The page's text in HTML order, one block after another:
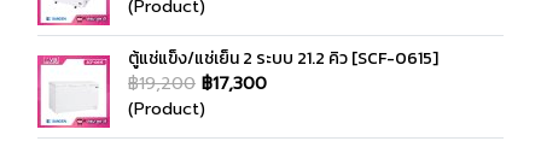
(Product)
ตู้แช่แข็ง/แช่เย็น 2 ระบบ 21.2 คิว [SCF-0615]
฿19,200 ฿17,300
(Product)